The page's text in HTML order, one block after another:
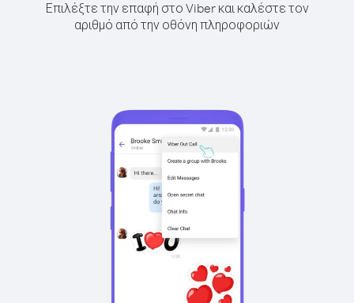
Επιλέξτε την επαφή στο Viber και καλέστε τον
αριθμό από την οθόνη πληροφοριών